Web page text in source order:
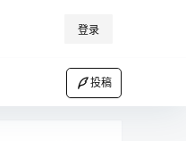
登录
投稿